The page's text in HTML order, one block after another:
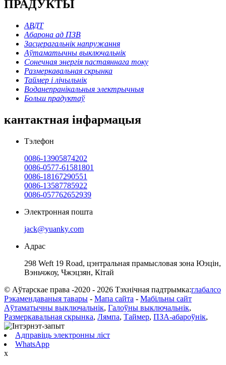
ПРАДУКТЫ
АВДТ
Абарона ад ПЗВ
Засцерагальнік напружання
Аўтаматычны выключальнік
Сонечная энергія пастаяннага току
Размеркавальная скрынка
Таймер і лічыльнік
Воданепранікальныя электрычныя
Больш прадуктаў
кантактная інфармацыя
Тэлефон
0086-13905874202
0086-0577-61581801
0086-18167290551
0086-13587785922
0086-057762652939
Электронная пошта
jack@yuanky.com
Адрас
298 Weft 19 Road, цэнтральная прамысловая зона Юэцін,
Вэньчжоу, Чжэцзян, Кітай
© Аўтарскае права -2020 - 2026 Тэхнічная падтрымка:глабалсо
Рэкамендаваныя тавары - Мапа сайта - Мабільны сайт
Аўтаматычны выключальнік, Галоўны выключальнік,
Размеркавальная скрынка, Лямпа, Таймер, ПЗА-абароўнік,
Адправіць электронны ліст
WhatsApp
x